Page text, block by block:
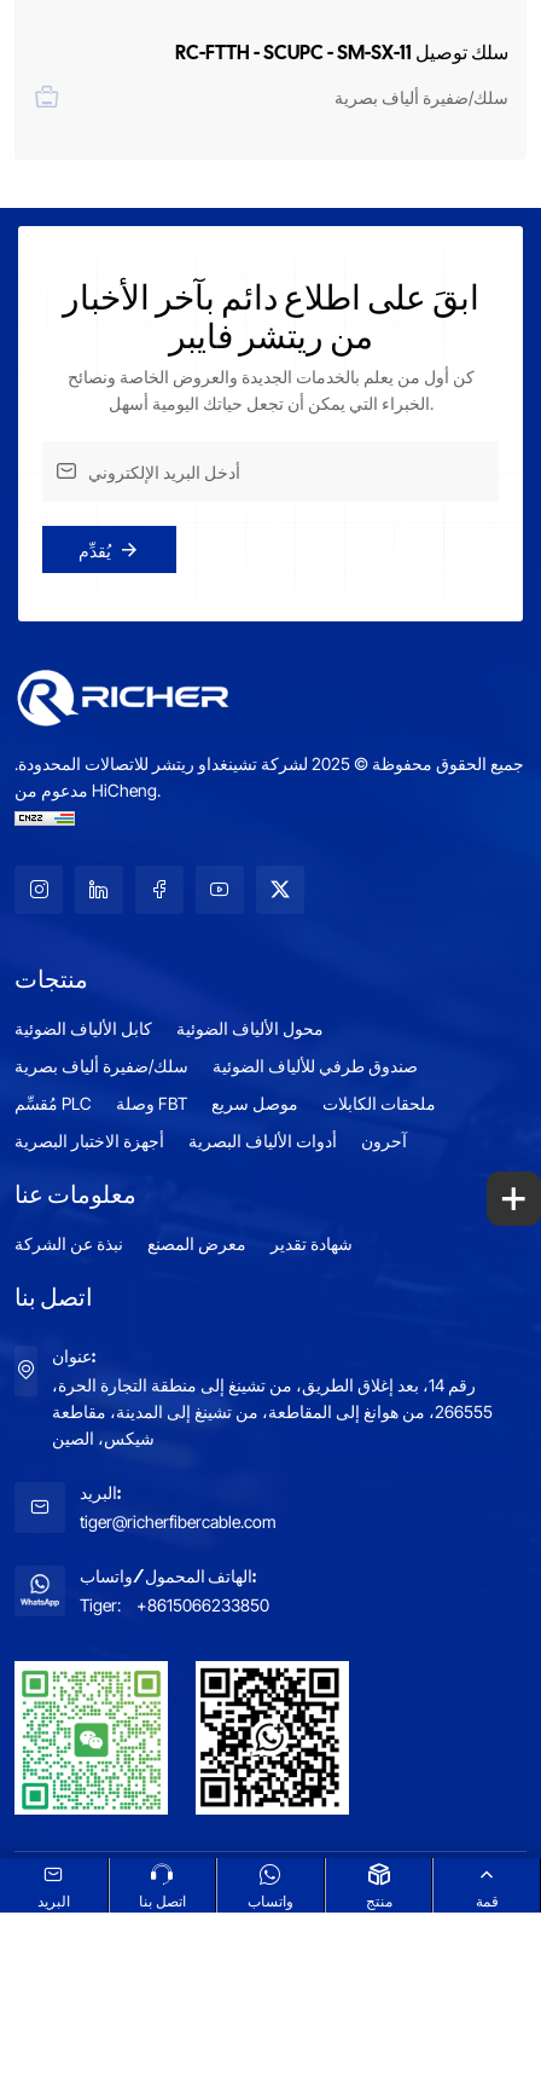
سلك توصيل RC-FTTH - SCUPC - SM-SX-11
سلك/ضفيرة ألياف بصرية
ابقَ على اطلاع دائم بآخر الأخبار
من ريتشر فايبر
كن أول من يعلم بالخدمات الجديدة والعروض الخاصة ونصائح
الخبراء التي يمكن أن تجعل حياتك اليومية أسهل.
يُقدِّم
جميع الحقوق محفوظة © 2025 لشركة تشينغداو ريتشر للاتصالات المحدودة.
مدعوم من HiCheng.
منتجات
كابل الألياف الضوئية
محول الألياف الضوئية
سلك/ضفيرة ألياف بصرية
صندوق طرفي للألياف الضوئية
مُقسِّم PLC
وصلة FBT موصل سريع
ملحقات الكابلات
أجهزة الاختبار البصرية
أدوات الألياف البصرية آحرون
معلومات عنا
نبذة عن الشركة معرض المصنع شهادة تقدير
اتصل بنا
عنوان:
رقم 14، بعد إغلاق الطريق، من تشينغ إلى منطقة التجارة الحرة،
266555، من هوانغ إلى المقاطعة، من تشينغ إلى المدينة، مقاطعة
شيكس، الصين
البريد:
tiger@richerfibercable.com
الهاتف المحمول/واتساب:
Tiger:
+8615066233850
اطلع على سياسة الخصوصية الخاصة بنا
خريطة الموقع
+
البريد اتصل بنا واتساب منتج قمة